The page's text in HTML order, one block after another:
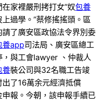
在家裡嚴刑拷打女“奴包養
過學。”蔡修搖搖頭。區
了廣安區政協法令界別委
養app司法局、廣安區總工
，與工會lawyer 、仲裁人
養裝公司與32名職工告竣
了16萬余元經濟抵償
報。今朝，該申報手續已